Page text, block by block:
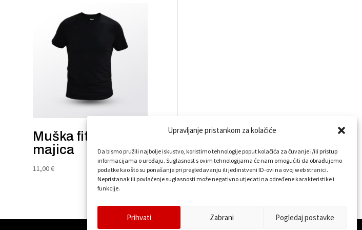
Upravljanje pristankom za kolačiće
Da bismo pružili najbolje iskustvo, koristimo tehnologije poput kolačića za čuvanje i/ili pristup
informacijama o uređaju. Suglasnost s ovim tehnologijama će nam omogućiti da obrađujemo
podatke kao što su ponašanje pri pregledavanju ili jedinstveni ID-ovi na ovoj web stranici.
Nepristanak ili povlačenje suglasnosti može negativno utjecati na određene karakteristike i
funkcije.
Prihvati Zabrani Pogledaj postavke
Muška fit t-shirt
majica
11,00€